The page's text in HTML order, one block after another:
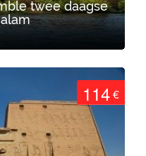
twee daagse
114€